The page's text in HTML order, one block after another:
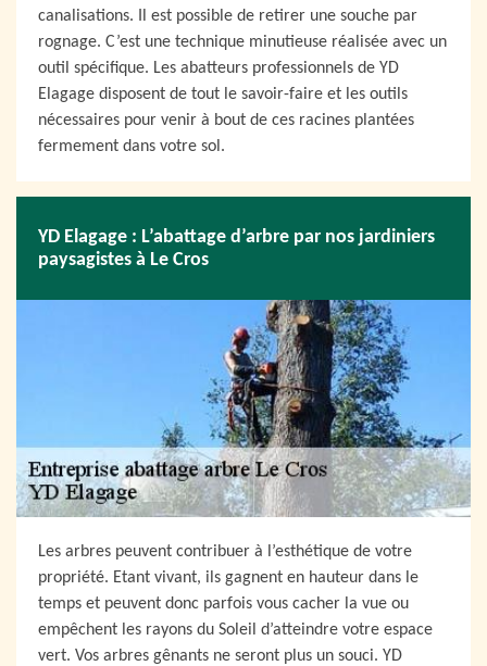
canalisations. Il est possible de retirer une souche par
rognage. C’est une technique minutieuse réalisée avec un
outil spécifique. Les abatteurs professionnels de YD
Elagage disposent de tout le savoir-faire et les outils
nécessaires pour venir à bout de ces racines plantées
fermement dans votre sol.
YD Elagage : L’abattage d’arbre par nos jardiniers
paysagistes à Le Cros
Les arbres peuvent contribuer à l’esthétique de votre
propriété. Etant vivant, ils gagnent en hauteur dans le
temps et peuvent donc parfois vous cacher la vue ou
empêchent les rayons du Soleil d’atteindre votre espace
vert. Vos arbres gênants ne seront plus un souci. YD